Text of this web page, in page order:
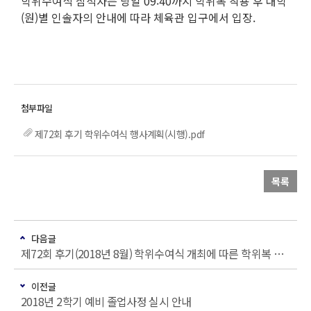
(원)별 인솔자의 안내에 따라 체육관 입구에서 입장.
제72회 후기 학위수여식 행사계획(시행).pdf
목록
다음글
제72회 후기(2018년 8월) 학위수여식 개최에 따른 학위복 대여 안내
이전글
2018년 2학기 예비 졸업사정 실시 안내